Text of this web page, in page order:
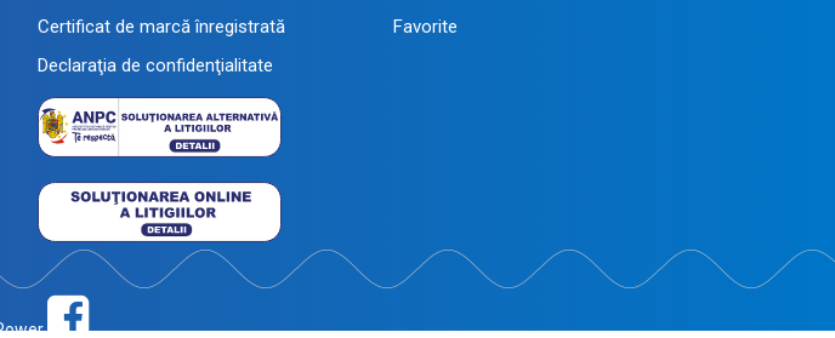
Certificat de marcă înregistrată
Declaraţia de confidenţialitate
Favorite